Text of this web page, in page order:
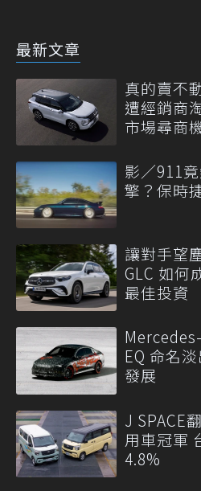
最新文章
真的賣不
遭經銷商
市場尋商
影／911
擎？保時
讓對手望
GLC 如何
最佳投資
EQ 命名
發展
J SPACE
用車冠軍
4.8%